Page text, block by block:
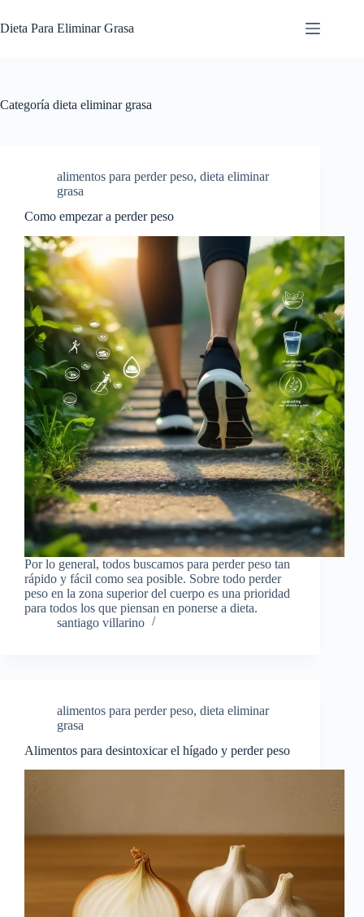
al
contenido
Dieta Para Eliminar Grasa
Categoría dieta eliminar grasa
alimentos para perder peso, dieta eliminar
grasa
Como empezar a perder peso
Por lo general, todos buscamos para perder peso tan
rápido y fácil como sea posible. Sobre todo perder
peso en la zona superior del cuerpo es una prioridad
para todos los que piensan en ponerse a dieta.
santiago villarino
alimentos para perder peso, dieta eliminar
grasa
Alimentos para desintoxicar el hígado y perder peso